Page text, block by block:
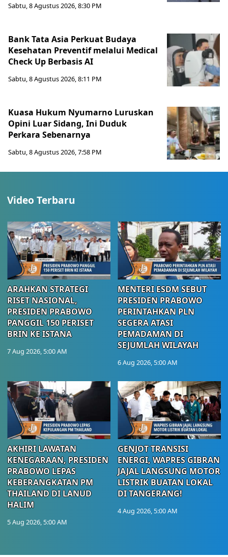
Sabtu, 8 Agustus 2026, 8:30 PM
Bank Tata Asia Perkuat Budaya
Kesehatan Preventif melalui Medical
Check Up Berbasis AI
Sabtu, 8 Agustus 2026, 8:11 PM
Kuasa Hukum Nyumarno Luruskan
Opini Luar Sidang, Ini Duduk
Perkara Sebenarnya ​
Sabtu, 8 Agustus 2026, 7:58 PM
Video Terbaru
ARAHKAN STRATEGI
RISET NASIONAL,
PRESIDEN PRABOWO
PANGGIL 150 PERISET
BRIN KE ISTANA
7 Aug 2026, 5:00 AM
MENTERI ESDM SEBUT
PRESIDEN PRABOWO
PERINTAHKAN PLN
SEGERA ATASI
PEMADAMAN DI
SEJUMLAH WILAYAH
6 Aug 2026, 5:00 AM
AKHIRI LAWATAN
KENEGARAAN, PRESIDEN
PRABOWO LEPAS
KEBERANGKATAN PM
THAILAND DI LANUD
HALIM
5 Aug 2026, 5:00 AM
GENJOT TRANSISI
ENERGI, WAPRES GIBRAN
JAJAL LANGSUNG MOTOR
LISTRIK BUATAN LOKAL
DI TANGERANG!
4 Aug 2026, 5:00 AM